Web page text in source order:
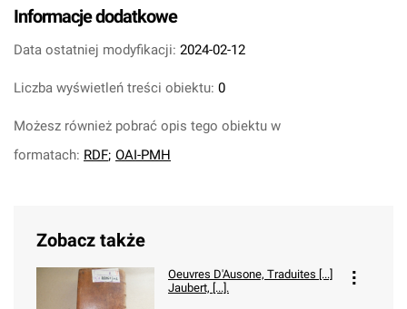
Informacje dodatkowe
Data ostatniej modyfikacji: 2024-02-12
Liczba wyświetleń treści obiektu: 0
Możesz również pobrać opis tego obiektu w
formatach: RDF; OAI-PMH
Zobacz także
Oeuvres D'Ausone, Traduites [...]
Jaubert, [...].